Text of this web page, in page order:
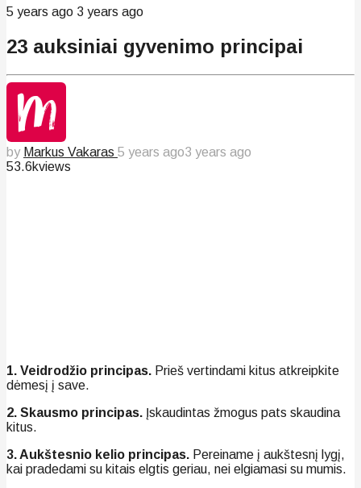
5 years ago 3 years ago
23 auksiniai gyvenimo principai
by Markus Vakaras 5 years ago3 years ago
53.6kviews
1. Veidrodžio principas. Prieš vertindami kitus atkreipkite
dėmesį į save.
2. Skausmo principas. Įskaudintas žmogus pats skaudina
kitus.
3. Aukštesnio kelio principas. Pereiname į aukštesnį lygį,
kai pradedami su kitais elgtis geriau, nei elgiamasi su mumis.